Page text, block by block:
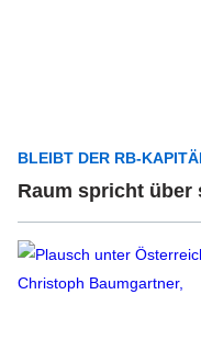
BLEIBT DER RB-
Raum spricht über